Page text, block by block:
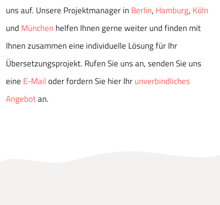
uns auf. Unsere Projektmanager in Berlin, Hamburg, Köln
und München helfen Ihnen gerne weiter und finden mit
Ihnen zusammen eine individuelle Lösung für Ihr
Übersetzungsprojekt. Rufen Sie uns an, senden Sie uns
eine E-Mailoder fordern Sie hier Ihrunverbindliches
Angebotan.